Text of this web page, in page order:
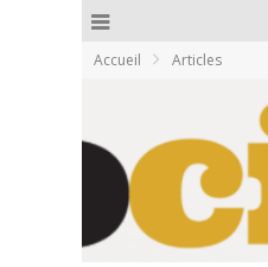
Accueil Articles